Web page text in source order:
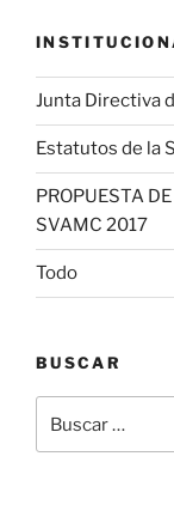
Junta Directiva
Estatutos de la
PROPUESTA
SVAMC 2017
Todo
BUSCAR
por: